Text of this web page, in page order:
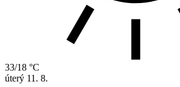
33/18 °C
úterý 11. 8.